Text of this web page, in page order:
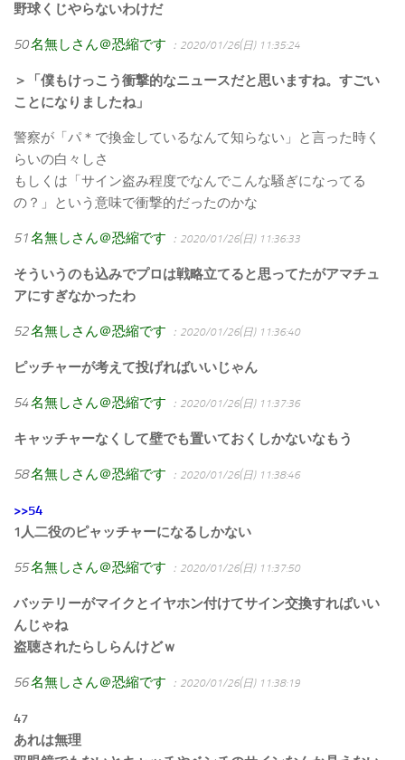
野球くじやらないわけだ
50名無しさん＠恐縮です ：2020/01/26(日) 11:35:24
＞「僕もけっこう衝撃的なニュースだと思いますね。すごい
ことになりましたね」
警察が「パ＊で換金しているなんて知らない」と言った時く
らいの白々しさ
もしくは「サイン盗み程度でなんでこんな騒ぎになってる
の？」という意味で衝撃的だったのかな
51名無しさん＠恐縮です ：2020/01/26(日) 11:36:33
そういうのも込みでプロは戦略立てると思ってたがアマチュ
アにすぎなかったわ
52名無しさん＠恐縮です ：2020/01/26(日) 11:36:40
ピッチャーが考えて投げればいいじゃん
54名無しさん＠恐縮です ：2020/01/26(日) 11:37:36
キャッチャーなくして壁でも置いておくしかないなもう
58名無しさん＠恐縮です ：2020/01/26(日) 11:38:46
>>54
1人二役のピャッチャーになるしかない
55名無しさん＠恐縮です ：2020/01/26(日) 11:37:50
バッテリーがマイクとイヤホン付けてサイン交換すればいい
んじゃね
盗聴されたらしらんけどｗ
56名無しさん＠恐縮です ：2020/01/26(日) 11:38:19
47
あれは無理